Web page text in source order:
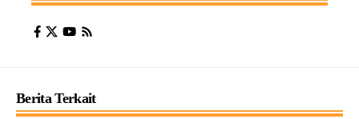
Berita Terkait